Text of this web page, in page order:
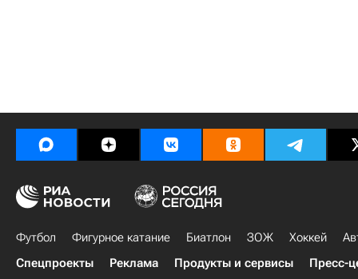
Футбол Фигурное катание Биатлон ЗОЖ Хоккей
Спецпроекты
Реклама Продукты и сервисы Пресс-